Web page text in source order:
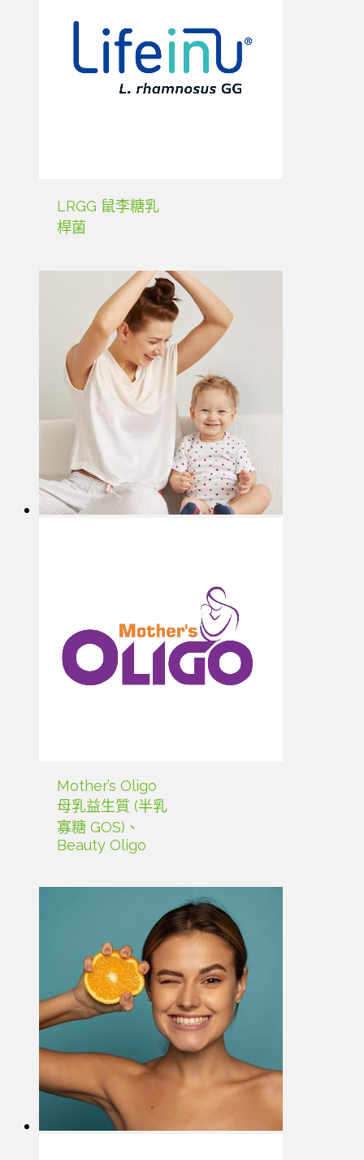
LRGG 鼠李糖乳
桿菌
Mother’s Oligo
母乳益生質 (半乳
寡糖 GOS)、
Beauty Oligo